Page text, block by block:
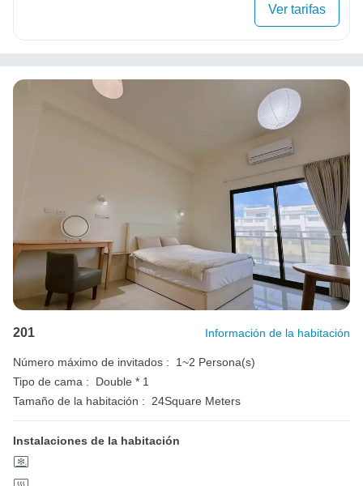
Ver tarifas
201 Información de la habitación
Número máximo de invitados :
1~2 Persona(s)
Tipo de cama :
Double * 1
Tamaño de la habitación : 24Square Meters
Instalaciones de la habitación